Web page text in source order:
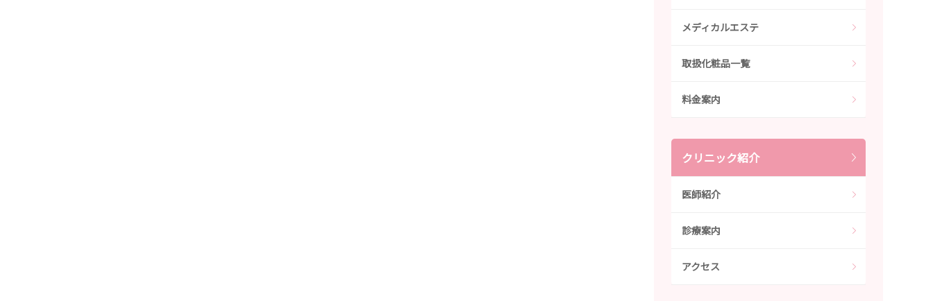
メディカルエステ
取扱化粧品一覧
料金案内
クリニック紹介
医師紹介
診療案内
アクセス